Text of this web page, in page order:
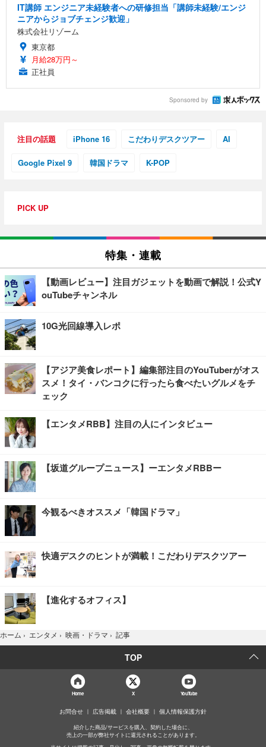
IT講師 エンジニア未経験者への研修担当「講師未経験/エンジ
ニアからジョブチェンジ歓迎」
株式会社リゾーム
東京都
月給28万円～
正社員
Sponsored by
注目の話題 iPhone 16 こだわりデスクツアー AI
Google Pixel 9 韓国ドラマ K-POP
PICK UP
特集・連載
【動画レビュー】注目ガジェットを動画で解説！公式Y
ouTubeチャンネル
10G光回線導入レポ
【アジア美食レポート】編集部注目のYouTuberがオス
スメ！タイ・バンコクに行ったら食べたいグルメをチ
ェック
【エンタメRBB】注目の人にインタビュー
【坂道グループニュース】ーエンタメRBBー
今観るべきオススメ「韓国ドラマ」
快適デスクのヒントが満載！こだわりデスクツアー
【進化するオフィス】
ホーム › エンタメ › 映画・ドラマ › 記事
TOP
Home X YouTube
お問合せ 広告掲載 会社概要 個人情報保護方針
紹介した商品/サービスを購入、契約した場合に、
売上の一部が弊社サイトに還元されることがあります。